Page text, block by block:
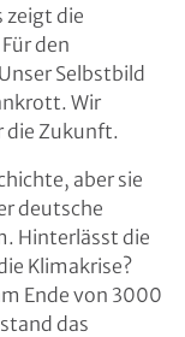
zeigt die
den
Selbstbild
Wir
die Zukunft.
aber sie
deutsche
Hinterlässt die
Klimakrise?
Ende von 3000
das